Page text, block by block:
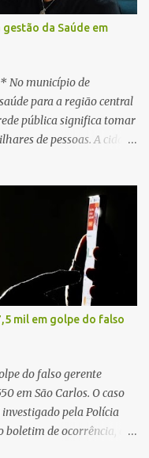
da Saúde em
No município de
para a região central
pública significa tomar
de pessoas. A cidade
do entorno,
da gestão sobre
anos, o Governo
ao fortalecimento
e da
em um cenário
limitados, a
apenas investir mais,
o maior benefício
respaldo tanto na
mil em golpe do falso
do falso gerente
em São Carlos. O caso
pela Polícia
de ocorrência, a